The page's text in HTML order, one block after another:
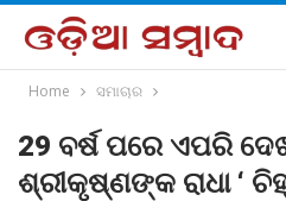
Home ସମାଚାର
29 ବର୍ଷ ପରେ ଏପରି
ଶ୍ରୀକୃଷ୍ଣଙ୍କ ରାଧା ‘